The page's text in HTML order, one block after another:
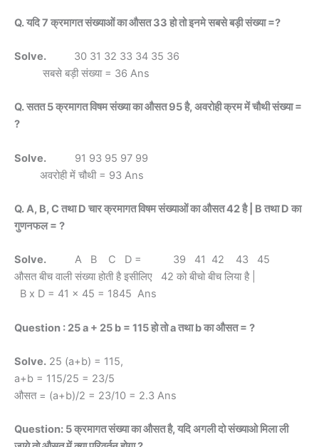
38.5
Q. यदि 7 क्रमागत संख्याओं का औसत 33 हो तो इनमे सबसे बड़ी संख्या =?
Solve.
30 31 32 33 34 35 36
सबसे बड़ी संख्या = 36 Ans
Q. सतत 5 क्रमागत विषम संख्या का औसत 95 है, अवरोही क्रम में चौथी संख्या =
?
Solve. 91 93 95 97 99
अवरोही में चौथी = 93 Ans
Q. A, B, C तथा D चार क्रमागत विषम संख्याओं का औसत 42 है | B तथा D का
गुणनफल = ?
Solve. A B C D = 39 41 42 43 45
औसत बीच वाली संख्या होती है इसीलिए 42 को बीचो बीच लिया है |
B x D = 41 x 45 = 1845 Ans
Question : 25 a + 25 b = 115 हो तो a तथा b का औसत = ?
Solve. 25 (a+b) = 115,
a+b = 115/25 = 23/5
औसत = (a+b)/2 = 23/10 = 2.3 Ans
Question: 5 क्रमागत संख्या का औसत है, यदि अगली दो संख्याओ मिला ली